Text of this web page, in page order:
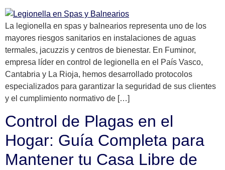
La legionella en spas y balnearios representa uno de los
mayores riesgos sanitarios en instalaciones de aguas
termales, jacuzzis y centros de bienestar. En Fuminor,
empresa líder en control de legionella en el País Vasco,
Cantabria y La Rioja, hemos desarrollado protocolos
especializados para garantizar la seguridad de sus clientes
y el cumplimiento normativo de […]
Control de Plagas en el
Hogar: Guía Completa para
Mantener tu Casa Libre de